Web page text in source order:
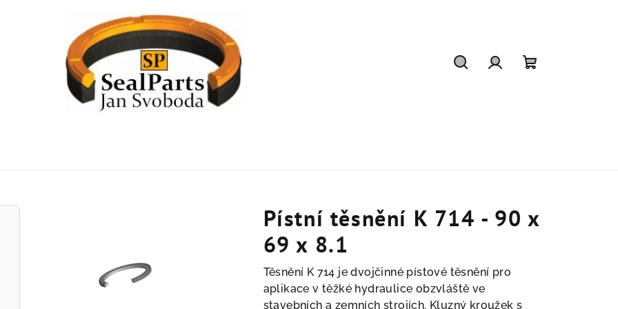
Pístní těsnění K 714 - 90 x
69 x 8.1
Těsnění K 714 je dvojčinné pístové těsnění pro
aplikace v těžké hydraulice obzvláště ve
stavebních a zemních strojích. Kluzný kroužek s